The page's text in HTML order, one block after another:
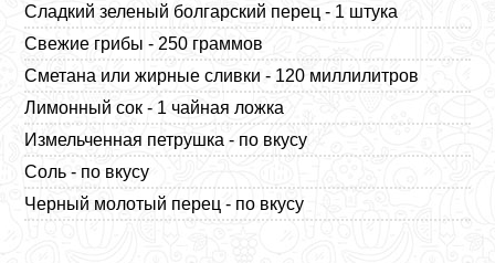
Сладкий зеленый болгарский перец - 1 штука
Свежие грибы - 250 граммов
Сметана или жирные сливки - 120 миллилитров
Лимонный сок - 1 чайная ложка
Измельченная петрушка - по вкусу
Соль - по вкусу
Черный молотый перец - по вкусу